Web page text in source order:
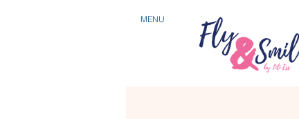
MENU